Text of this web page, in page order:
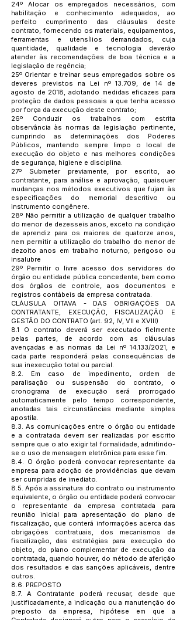
24º Alocar os empregados necessários, com
habilitação e conhecimento adequados, ao
perfeito cumprimento das cláusulas deste
contrato, fornecendo os materiais, equipamentos,
ferramentas e utensílios demandados, cuja
quantidade, qualidade e tecnologia deverão
atender às recomendações de boa técnica e a
legislação de regência;
25º Orientar e treinar seus empregados sobre os
deveres previstos na Lei nº 13.709, de 14 de
agosto de 2018, adotando medidas eficazes para
proteção de dados pessoais a que tenha acesso
por força da execução deste contrato;
26º Conduzir os trabalhos com estrita
observância às normas da legislação pertinente,
cumprindo as determinações dos Poderes
Públicos, mantendo sempre limpo o local de
execução do objeto e nas melhores condições
de segurança, higiene e disciplina.
27º Submeter previamente, por escrito, ao
contratante, para análise e aprovação, quaisquer
mudanças nos métodos executivos que fujam às
especificações do memorial descritivo ou
instrumento congênere.
28º Não permitir a utilização de qualquer trabalho
do menor de dezesseis anos, exceto na condição
de aprendiz para os maiores de quatorze anos,
nem permitir a utilização do trabalho do menor de
dezoito anos em trabalho noturno, perigoso ou
insalubre
29º Permitir o livre acesso dos servidores do
órgão ou entidade pública concedente, bem como
dos órgãos de controle, aos documentos e
registros contábeis da empresa contratada.
CLÁUSULA OITAVA - DAS OBRIGAÇÕES DA
CONTRATANTE, EXECUÇÃO, FISCALIZAÇÃO E
GESTÃO DO CONTRATO (art. 92, IV, VII e XVIII)
8.1 O contrato deverá ser executado fielmente
pelas partes, de acordo com as cláusulas
avençadas e as normas da Lei nº 14.133/2021, e
cada parte responderá pelas consequências de
sua inexecução total ou parcial.
8.2. Em caso de impedimento, ordem de
paralisação ou suspensão do contrato, o
cronograma de execução será prorrogado
automaticamente pelo tempo correspondente,
anotadas tais circunstâncias mediante simples
apostila.
8.3. As comunicações entre o órgão ou entidade
e a contratada devem ser realizadas por escrito
sempre que o ato exigir tal formalidade, admitindo-
se o uso de mensagem eletrônica para esse fim.
8.4. O órgão poderá convocar representante da
empresa para adoção de providências que devam
ser cumpridas de imediato.
8.5. Após a assinatura do contrato ou instrumento
equivalente, o órgão ou entidade poderá convocar
o representante da empresa contratada para
reunião inicial para apresentação do plano de
fiscalização, que conterá informações acerca das
obrigações contratuais, dos mecanismos de
fiscalização, das estratégias para execução do
objeto, do plano complementar de execução da
contratada, quando houver, do método de aferição
dos resultados e das sanções aplicáveis, dentre
outros.
8.6. PREPOSTO
8.7. A Contratante poderá recusar, desde que
justificadamente, a indicação ou a manutenção do
preposto da empresa, hipótese em que a